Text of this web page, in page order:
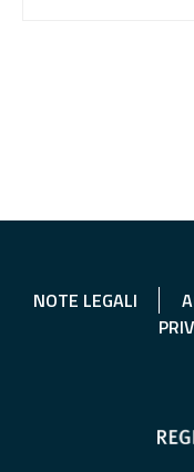
NOTE LEGALI